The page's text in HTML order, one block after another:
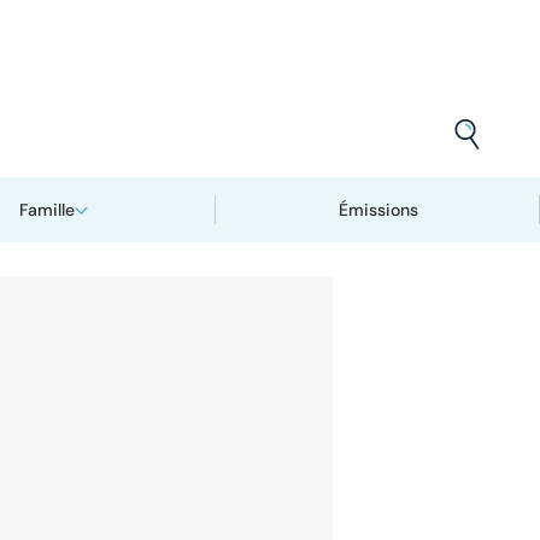
Famille Émissions